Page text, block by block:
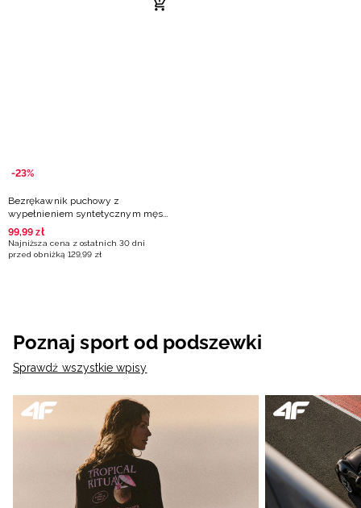
-23%
Bezrękawnik puchowy z
wypełnieniem syntetycznym męski
- pomarańczowy
99,99 zł
Najniższa cena z ostatnich 30 dni
przed obniżką 129,99 zł
Poznaj sport od podszewki
Sprawdź wszystkie wpisy